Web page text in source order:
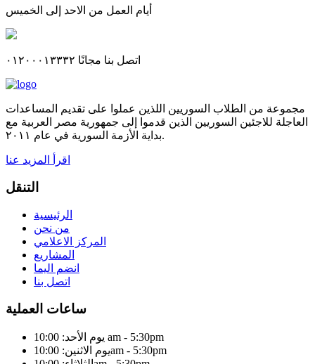
أيام العمل من الاحد إلى الخميس
اتصل بنا مجانًا ٠١٢٠٠٠١٣٣٣٢
مجموعة من الطلاب السوريين اللذين عملوا على تقديم المساعدات
العاجلة للاجئين السوريين الذين قدموا إلى جمهورية مصر العربية مع
بداية الأزمة السورية في عام ٢٠١١.
اقرأ المزيد عنا
التنقل
الرئيسية
من نحن
المركز الاعلامي
المشاريع
انضم اليما
اتصل بنا
ساعات العملية
يوم الأحد: 10:00 am - 5:30pm
يوم الاثنين: 10:00am - 5:30pm